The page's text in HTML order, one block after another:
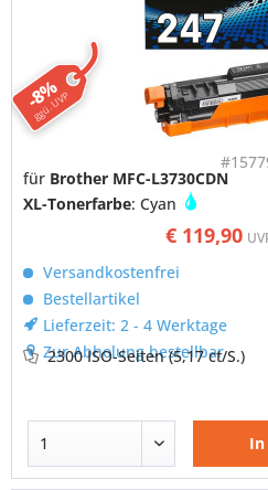
-8%
ggü. UVP
€ 119,90
für Brother MFC-L3730CDN
XL-Tonerfarbe: Cyan
Versandkostenfrei
Bestellartikel
Lieferzeit: 2 - 4 Werktage
Zur Abholung bestellbar
2300 ISO-Seiten(5,17 ct/S.)